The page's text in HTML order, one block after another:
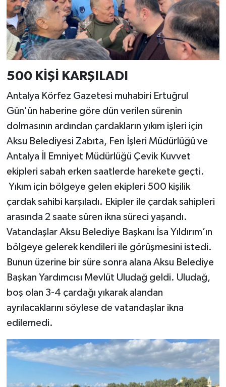
500 KİŞİ KARŞILADI
Antalya Körfez Gazetesi muhabiri Ertuğrul
Gün'ün haberine göre dün verilen sürenin
dolmasının ardından çardakların yıkım işleri için
Aksu Belediyesi Zabıta, Fen İşleri Müdürlüğü ve
Antalya İl Emniyet Müdürlüğü Çevik Kuvvet
ekipleri sabah erken saatlerde harekete geçti.
Yıkım için bölgeye gelen ekipleri 500 kişilik
çardak sahibi karşıladı. Ekipler ile çardak sahipleri
arasında 2 saate süren ikna süreci yaşandı.
Vatandaşlar Aksu Belediye Başkanı İsa Yıldırım’ın
bölgeye gelerek kendileri ile görüşmesini istedi.
Bunun üzerine bir süre sonra alana Aksu Belediye
Başkan Yardımcısı Mevlüt Uludağ geldi. Uludağ,
boş olan 3-4 çardağı yıkarak alandan
ayrılacaklarını söylese de vatandaşlar ikna
edilemedi.